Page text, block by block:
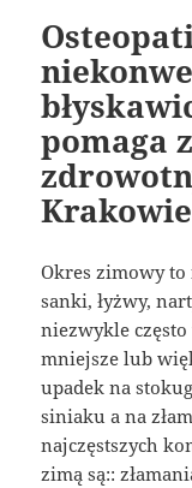
pomaga
Okres zimowy
sanki, łyżwy,
niezwykle
mniejsze lub
upadek na
siniaku a na
najczęstszych
zimą są::